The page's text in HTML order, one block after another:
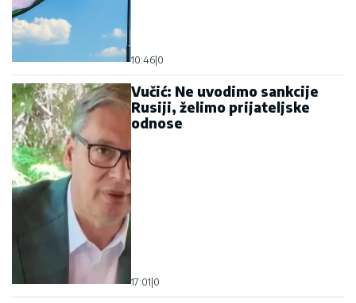
10:46|0
Vučić: Ne uvodimo sankcije
Rusiji, želimo prijateljske
odnose
17:01|0